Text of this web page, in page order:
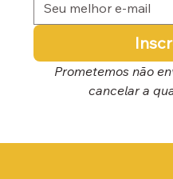
Prometemos não
cancelar a